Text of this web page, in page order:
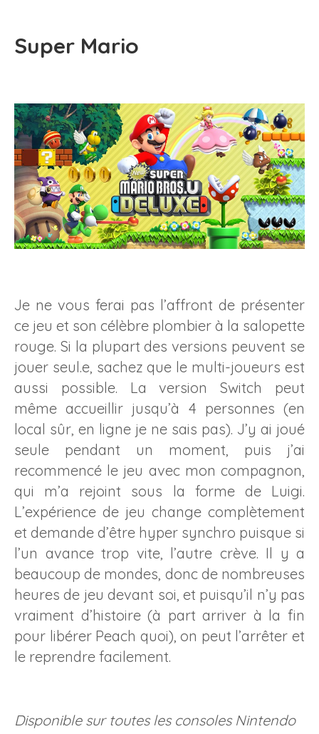
Super Mario
Je ne vous ferai pas l’affront de présenter
ce jeu et son célèbre plombier à la salopette
rouge. Si la plupart des versions peuvent se
jouer seul.e, sachez que le multi-joueurs est
aussi possible. La version Switch peut
même accueillir jusqu’à 4 personnes (en
local sûr, en ligne je ne sais pas). J’y ai joué
seule pendant un moment, puis j’ai
recommencé le jeu avec mon compagnon,
qui m’a rejoint sous la forme de Luigi.
L’expérience de jeu change complètement
et demande d’être hyper synchro puisque si
l’un avance trop vite, l’autre crève. Il y a
beaucoup de mondes, donc de nombreuses
heures de jeu devant soi, et puisqu’il n’y pas
vraiment d’histoire (à part arriver à la fin
pour libérer Peach quoi), on peut l’arrêter et
le reprendre facilement.
Disponible sur toutes les consoles Nintendo